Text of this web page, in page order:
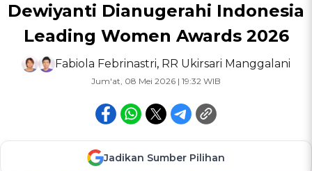
Dewiyanti Dianugerahi Indonesia
Leading Women Awards 2026
Fabiola Febrinastri, RR Ukirsari Manggalani
Jum'at, 08 Mei 2026 | 19:32 WIB
Jadikan Sumber Pilihan